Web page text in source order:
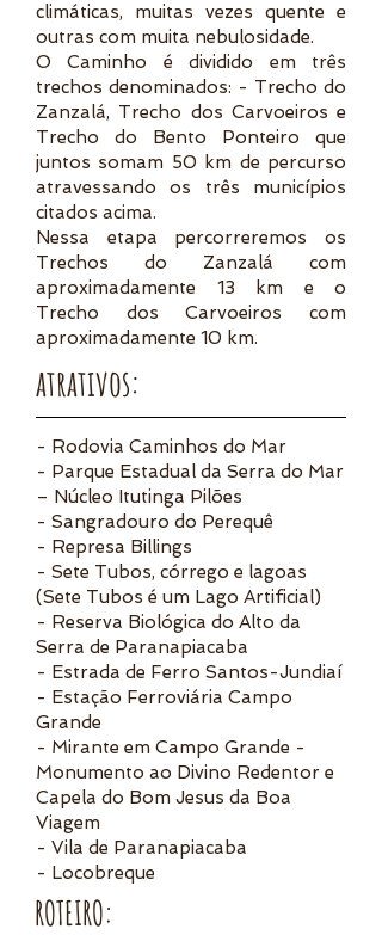
climáticas, muitas vezes quente e
outras com muita nebulosidade.
O Caminho é dividido em três
trechos denominados: - Trecho do
Zanzalá, Trecho dos Carvoeiros e
Trecho do Bento Ponteiro que
juntos somam 50 km de percurso
atravessando os três municípios
citados acima.
Nessa etapa percorreremos os
Trechos do Zanzalá com
aproximadamente 13 km e o
Trecho dos Carvoeiros com
aproximadamente 10 km.
atrativos:
- Rodovia Caminhos do Mar
- Parque Estadual da Serra do Mar
– Núcleo Itutinga Pilões
- Sangradouro do Perequê
- Represa Billings
- Sete Tubos, córrego e lagoas
(Sete Tubos é um Lago Artificial)
- Reserva Biológica do Alto da
Serra de Paranapiacaba
- Estrada de Ferro Santos-Jundiaí
- Estação Ferroviária Campo
Grande
- Mirante em Campo Grande -
Monumento ao Divino Redentor e
Capela do Bom Jesus da Boa
Viagem
- Vila de Paranapiacaba
- Locobreque
ROTEIRO: